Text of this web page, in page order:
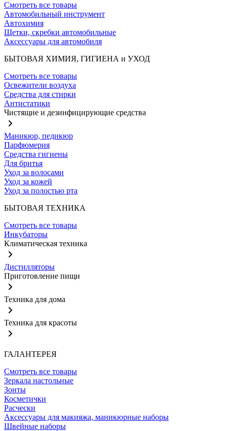
Смотреть все товары
Автомобильный инструмент
Автохимия
Щетки, скребки автомобильные
Аксессуары для автомобиля
БЫТОВАЯ ХИМИЯ, ГИГИЕНА и УХОД
Смотреть все товары
Освежители воздуха
Средства для стирки
Антистатики
Чистящие и дезинфицирующие средства
Маникюр, педикюр
Парфюмерия
Средства гигиены
Для бритья
Уход за волосами
Уход за кожей
Уход за полостью рта
БЫТОВАЯ ТЕХНИКА
Смотреть все товары
Инкубаторы
Климатическая техника
Дистилляторы
Приготовление пищи
Техника для дома
Техника для красоты
ГАЛАНТЕРЕЯ
Смотреть все товары
Зеркала настольные
Зонты
Косметички
Расчески
Аксессуары для макияжа, маникюрные наборы
Швейные наборы